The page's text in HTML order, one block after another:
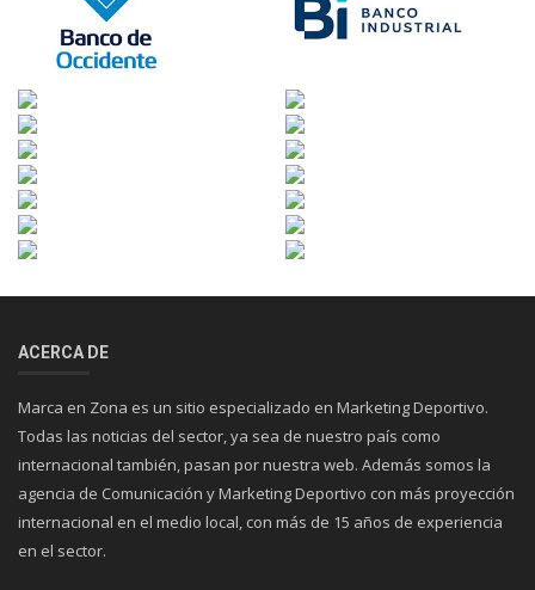
ACERCA DE
Marca en Zona es un sitio especializado en Marketing Deportivo.
Todas las noticias del sector, ya sea de nuestro país como
internacional también, pasan por nuestra web. Además somos la
agencia de Comunicación y Marketing Deportivo con más proyección
internacional en el medio local, con más de 15 años de experiencia
en el sector.